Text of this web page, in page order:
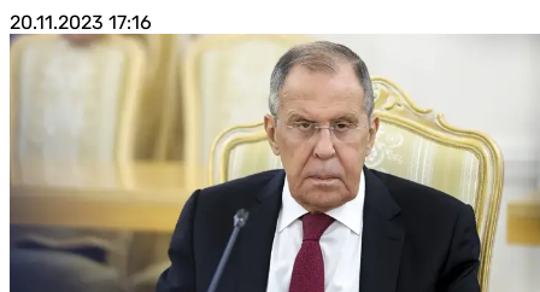
20.11.2023 17:16